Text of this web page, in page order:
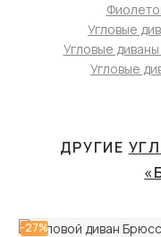
Угловые
Угловые
Угловые
ДРУГИЕ
-27%